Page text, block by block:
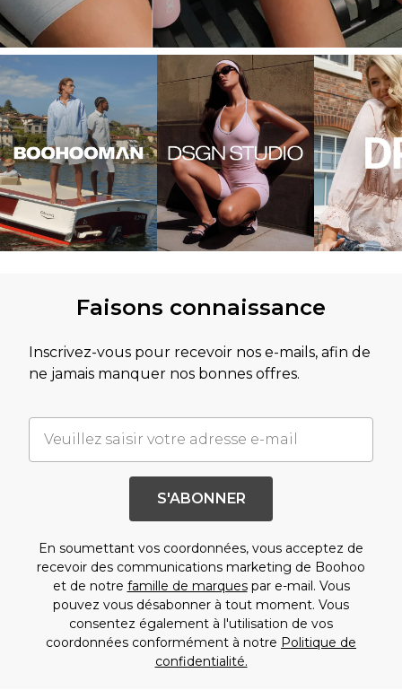
Faisons connaissance
Inscrivez-vous pour recevoir nos e-mails, afin de
ne jamais manquer nos bonnes offres.
S'ABONNER
En soumettant vos coordonnées, vous acceptez de
recevoir des communications marketing de Boohoo
et de notre famille de marquespar e-mail. Vous
pouvez vous désabonner à tout moment. Vous
consentez également à l'utilisation de vos
coordonnées conformément à notre Politique de
confidentialité.